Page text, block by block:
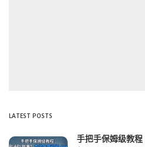
LATEST POSTS
手把手保姆级教